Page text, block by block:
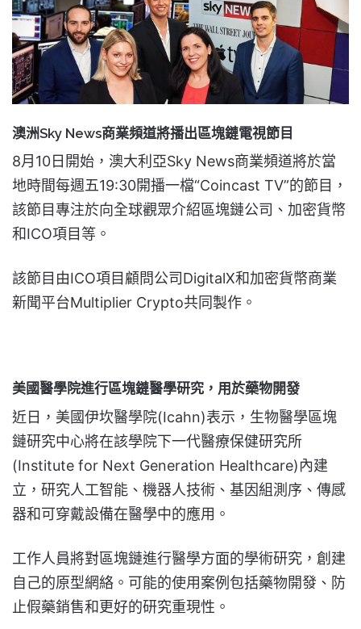
澳洲Sky News商業頻道將播出區塊鏈電視節目
8月10日開始，澳大利亞Sky News商業頻道將於當
地時間每週五19:30開播一檔“Coincast TV”的節目，
該節目專注於向全球觀眾介紹區塊鏈公司、加密貨幣
和ICO項目等。
該節目由ICO項目顧問公司DigitalX和加密貨幣商業
新聞平台Multiplier Crypto共同製作。
美國醫學院進行區塊鏈醫學研究，用於藥物開發
近日，美國伊坎醫學院(Icahn)表示，生物醫學區塊
鏈研究中心將在該學院下一代醫療保健研究所
(Institute for Next Generation Healthcare)內建
立，研究人工智能、機器人技術、基因組測序、傳感
器和可穿戴設備在醫學中的應用。
工作人員將對區塊鏈進行醫學方面的學術研究，創建
自己的原型網絡。可能的使用案例包括藥物開發、防
止假藥銷售和更好的研究重現性。